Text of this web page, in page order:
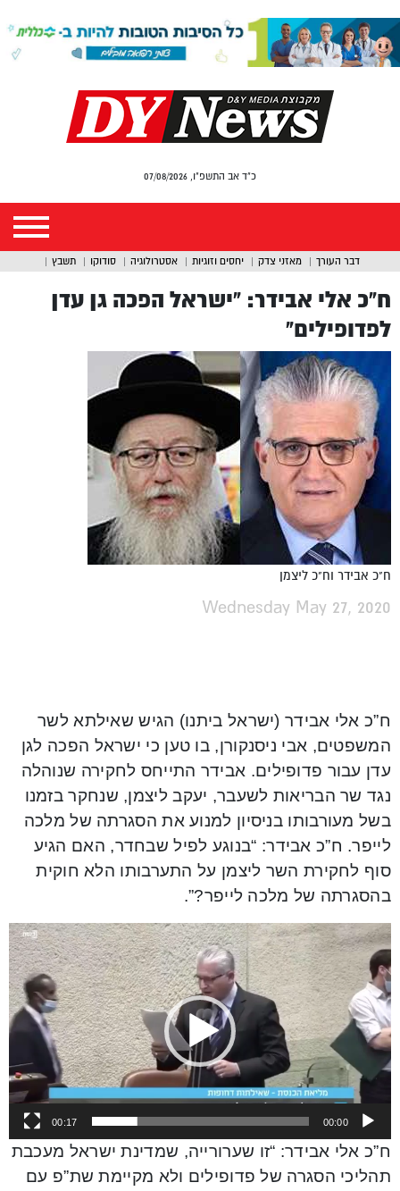
כ"ד אב התשפ"ו, 07/08/2026
דבר העורך מאזני צדק יחסים וזוגיות אסטרולוגיה סודוקו תשבץ
ח”כ אלי אבידר: “ישראל הפכה גן עדן
לפדופילים”
ח"כ אבידר וח"כ ליצמן
Wednesday May 27, 2020
ח”כ אלי אבידר (ישראל ביתנו) הגיש שאילתא לשר
המשפטים, אבי ניסנקורן, בו טען כי ישראל הפכה לגן
עדן עבור פדופילים. אבידר התייחס לחקירה שנוהלה
נגד שר הבריאות לשעבר, יעקב ליצמן, שנחקר בזמנו
בשל מעורבותו בניסיון למנוע את הסגרתה של מלכה
לייפר. ח”כ אבידר: “בנוגע לפיל שבחדר, האם הגיע
סוף לחקירת השר ליצמן על התערבותו הלא חוקית
בהסגרתה של מלכה לייפר?”.
Video
Player
00:00
00:17
ח”כ אלי אבידר: “זו שערורייה, שמדינת ישראל מעכבת
תהליכי הסגרה של פדופילים ולא מקיימת שת”פ עם